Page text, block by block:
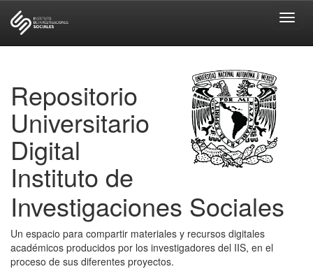
Repositorio
Universitario
Digital
Instituto de
Investigaciones Sociales
Un espacio para compartir materiales y recursos digitales
académicos producidos por los investigadores del IIS, en el
proceso de sus diferentes proyectos.